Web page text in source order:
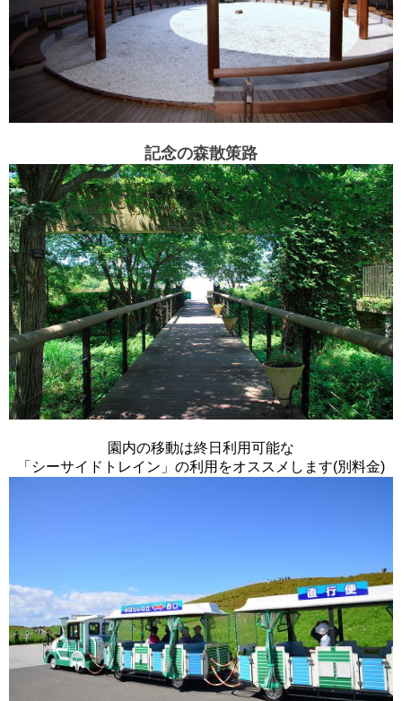
記念の森散策路
園内の移動は終日利用可能な
「シーサイドトレイン」の利用をオススメします(別料金)